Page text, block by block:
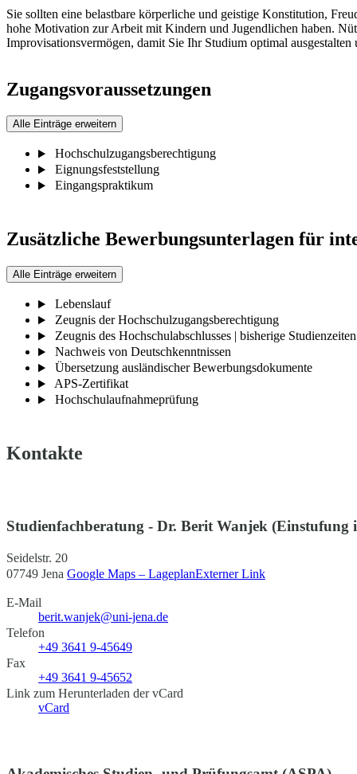
Sie sollten eine belastbare körperliche und geistige Konstitution,
hohe Motivation zur Arbeit mit Kindern und Jugendlichen haben.
Improvisationsvermögen, damit Sie Ihr Studium optimal
Zugangsvoraussetzungen
Alle Einträge erweitern
Hochschulzugangsberechtigung
Eignungsfeststellung
Eingangspraktikum
Zusätzliche Bewerbungsunterlagen für
Alle Einträge erweitern
Lebenslauf
Zeugnis der Hochschulzugangsberechtigung
Zeugnis des Hochschulabschlusses | bisherige Studienzeiten
Nachweis von Deutschkenntnissen
Übersetzung ausländischer Bewerbungsdokumente
APS-Zertifikat
Hochschulaufnahmeprüfung
Kontakte
Studienfachberatung - Dr. Berit Wanjek (Einstufung
Seidelstr. 20
07749 Jena Google Maps – LageplanExterner Link
E-Mail
berit.wanjek@uni-jena.de
Telefon
+49 3641 9-45649
Fax
+49 3641 9-45652
Link zum Herunterladen der vCard
vCard